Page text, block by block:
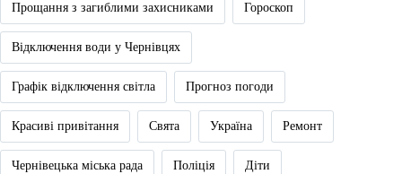
Прощання з загиблими захисниками Гороскоп
Відключення води у Чернівцях
Графік відключення світла Прогноз погоди
Красиві привітання Свята Україна Ремонт
Чернівецька міська рада Поліція Діти